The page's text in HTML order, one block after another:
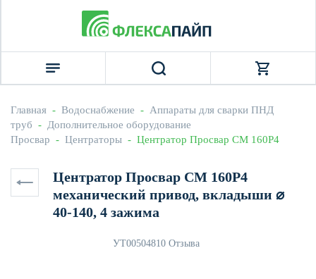
Главная - Водоснабжение - Аппараты для сварки ПНД
труб - Дополнительное оборудование
Просвар - Центраторы -  Центратор Просвар СМ 160Р4
Центратор Просвар СМ 160Р4
механический привод, вкладыши ⌀
40-140, 4 зажима
УТ00504810 Отзыва